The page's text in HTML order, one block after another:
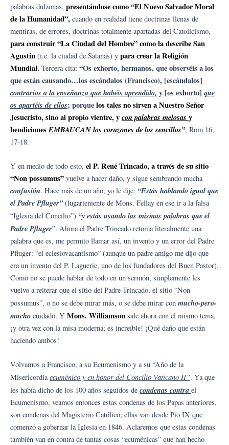
palabras dulzonas, presentándose como “El Nuevo Salvador Moral
de la Humanidad”, cuando en realidad tiene doctrinas llenas de
mentiras, de errores, doctrinas totalmente apartadas del Catolicismo,
para construir “La Ciudad del Hombre” como la describe San
Agustín (i.e. la ciudad de Satanás) y para crear la Religión
Mundial. Tercera cita: “Os exhorto, hermanos, que observéis a los
que están causando…los escándalos (Francisco), [escándalos]
contrarios a la enseñanza que habéis aprendido, y [os exhorto] que
os apartéis de ellos; porquelos tales no sirven a Nuestro Señor
Jesucristo, sino al propio vientre, ycon palabras melosas y
bendicionesEMBAUCAN los corazones de los sencillos”, Rom 16,
17-18.
Y en medio de todo esto, el P. René Trincado, a través de su sitio
“Non possumus” vuelve a hacer daño, y sigue sembrando mucha
confusión. Hace más de un año, yo le dije: “Estás hablando igual que
el Padre Pfluger”(lugarteniente de Mons. Fellay en ese ir a la falsa
“Iglesia del Concilio”) “y estás usando las mismas palabras que el
Padre Pfluger”. Ahora el Padre Trincado retoma literalmente una
palabra que es, me permito llamar así, un invento y un error del Padre
Pfluger: “el eclesiovacantismo” (aunque un padre amigo me dijo que
era un invento del P. Laguerie, uno de los fundadores del Buen Pastor).
Como no se puede hablar de todo en un sermón, simplemente les
vuelvo a reiterar que el sitio del Padre Trincado, el sitio “Non
possumus”, o no se debe mirar más, o se debe mirar con mucho-pero-
mucho cuidado. Y Mons. Williamson sale ahora con el mismo tema,
¡y otra vez con la misa moderna; es increíble! ¡Qué daño que están
haciendo ambos!
Volvamos a Francisco, a su Ecumenismo y a su “Año de la
Misericordiaecuménico y en honor del Concilio Vaticano II”. Ya que
les había dicho de los 100 años seguidos de condenas contra el
Ecumenismo, veamos entonces estas condenas de los Papas anteriores,
son condenas del Magisterio Católico; ellas van desde Pío IX que
comenzó a gobernar la Iglesia en 1846. Aclaremos que estas condenas
también van en contra de tantas cosas “ecuménicas” que han hecho